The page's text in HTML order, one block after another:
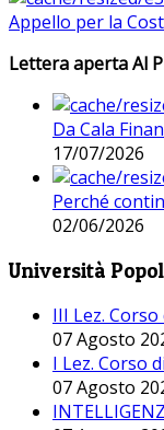
Appello per la
Lettera aperta Al
Da Cala
17/07/2026
Perché
02/06/2026
Università
III Lez.
07 Agosto
I Lez. Corso
07 Agosto